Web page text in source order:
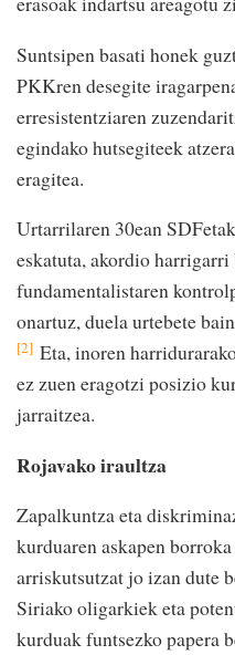
Suntsipen basati honek
PKKren desegite
erresistentziaren
egindako hutsegiteek
eragitea.
Urtarrilaren 30ean
eskatuta, akordio
fundamentalistaren
onartuz, duela urtebete
[2] Eta, inoren
ez zuen eragotzi posizio
jarraitzea.
Rojavako iraultza
Zapalkuntza eta
kurduaren askapen
arriskutsutzat jo izan dute
Siriako oligarkiek eta
kurduak funtsezko papera